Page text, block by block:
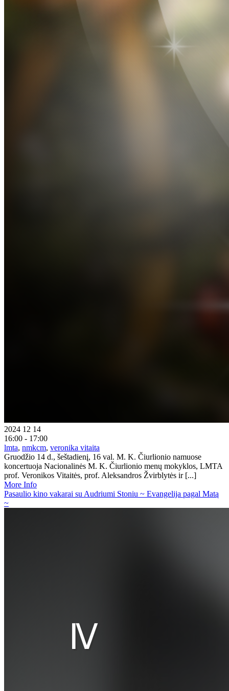
2024 12 14
16:00 - 17:00
lmta, nmkcm, veronika vitaita
Gruodžio 14 d., šeštadienį, 16 val. M. K. Čiurlionio namuose
koncertuoja Nacionalinės M. K. Čiurlionio menų mokyklos, LMTA
prof. Veronikos Vitaitės, prof. Aleksandros Žvirblytės ir [...]
More Info
Pasaulio kino vakarai su Audriumi Stoniu ~ Evangelija pagal Matą
~